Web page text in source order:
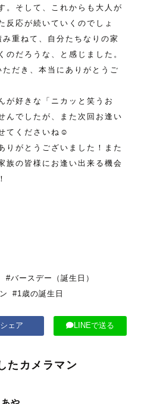
。そして、これからも大人が
反応が続いていくのでしょ
重ねて、自分たちなりの家
のだろうな、と感じました。
だき、本当にありがとうご
が好きな「ニカッと笑うお
んでしたが、また次回お逢い
てくださいね☺️
りがとうございました！また
族の皆様にお逢い出来る機会
#バースデー（誕生日）
#1歳の誕生日
シェア LINEで送る
たカメラマン